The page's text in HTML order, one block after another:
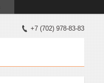
+7 (702) 978-83-83